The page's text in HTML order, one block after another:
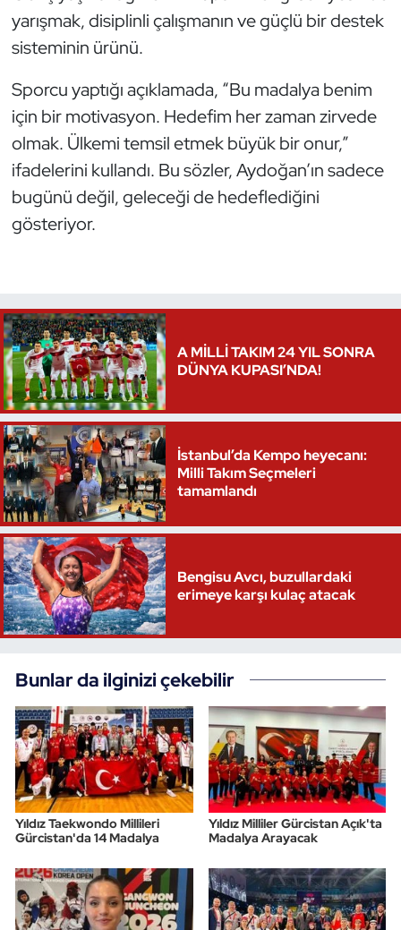
yarışmak, disiplinli çalışmanın ve güçlü bir destek
sisteminin ürünü.
Sporcu yaptığı açıklamada, “Bu madalya benim
için bir motivasyon. Hedefim her zaman zirvede
olmak. Ülkemi temsil etmek büyük bir onur,”
ifadelerini kullandı. Bu sözler, Aydoğan’ın sadece
bugünü değil, geleceği de hedeflediğini
gösteriyor.
A MİLLİ TAKIM 24 YIL SONRA
DÜNYA KUPASI’NDA!
İstanbul’da Kempo heyecanı:
Milli Takım Seçmeleri
tamamlandı
Bengisu Avcı, buzullardaki
erimeye karşı kulaç atacak
Bunlar da ilginizi çekebilir
Yıldız Taekwondo Millileri
Gürcistan'da 14 Madalya
Yıldız Milliler Gürcistan Açık'ta
Madalya Arayacak
Triatlon
Voleybol
Vücut Geliştirme Fitness
Wushu Kungfu
Yelken